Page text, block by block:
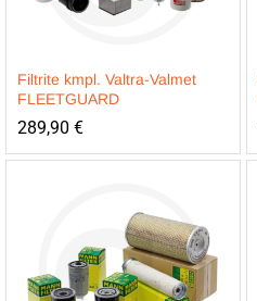
Filtrite kmpl. Valtra-Valmet
FLEETGUARD
289,90 €